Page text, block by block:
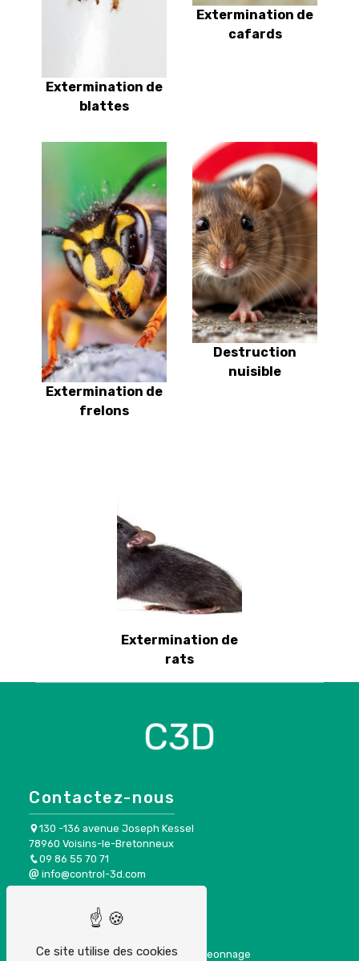
Extermination de
blattes
Extermination de
cafards
Extermination de
frelons
Destruction
nuisible
Extermination de
rats
Contactez-nous
130 -136 avenue Joseph Kessel
78960 Voisins-le-Bretonneux
09 86 55 70 71
info@control-3d.com
Plan du site
Accueil Dépigeonnage
Ce site utilise des cookies